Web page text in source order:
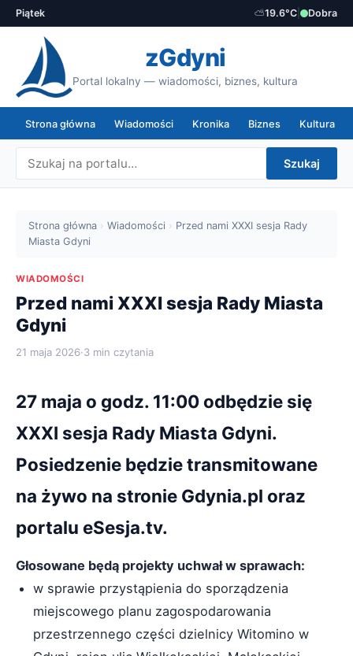
Piątek ⛅19.6°C Dobra
zGdyni
Portal lokalny — wiadomości, biznes, kultura
Strona główna Wiadomości Kronika Biznes Kultura
Szukaj
Strona główna › Wiadomości › Przed nami XXXI sesja Rady
Miasta Gdyni
WIADOMOŚCI
Przed nami XXXI sesja Rady Miasta
Gdyni
21 maja 2026·3 min czytania
27 maja o godz. 11:00 odbędzie się
XXXI sesja Rady Miasta Gdyni.
Posiedzenie będzie transmitowane
na żywo na stronie Gdynia.pl oraz
portalu eSesja.tv.
Głosowane będą projekty uchwał w sprawach:
w sprawie przystąpienia do sporządzenia
miejscowego planu zagospodarowania
przestrzennego części dzielnicy Witomino w